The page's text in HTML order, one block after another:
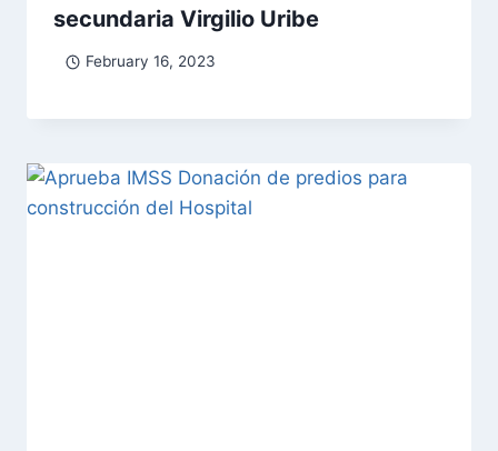
secundaria Virgilio Uribe
February 16, 2023